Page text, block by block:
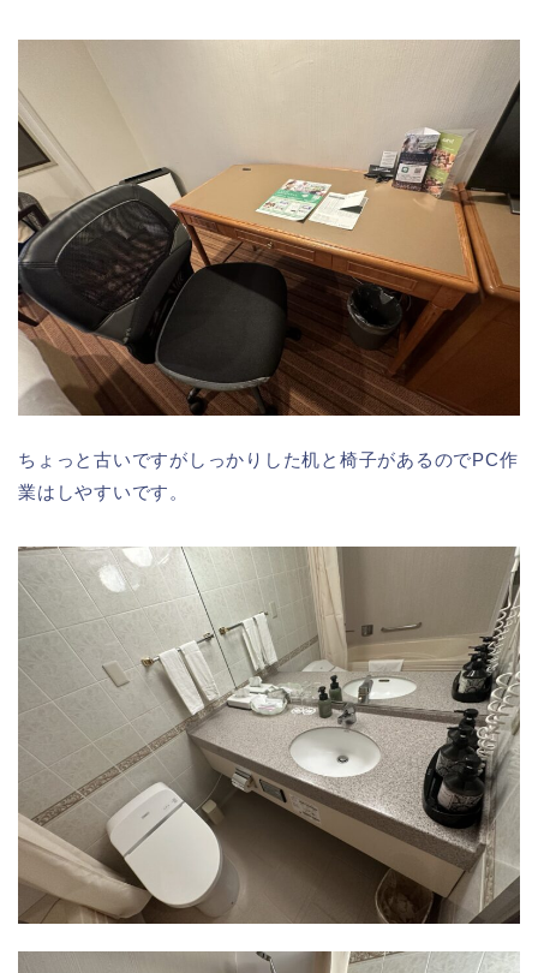
ちょっと古いですがしっかりした机と椅子があるのでPC作
業はしやすいです。